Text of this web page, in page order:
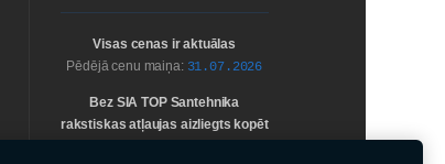
Visas cenas ir aktuālas
Pēdējā cenu maiņa: 31.07.2026
Bez SIA TOP Santehnika
rakstiskas atļaujas aizliegts kopēt